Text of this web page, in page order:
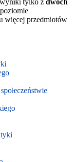
wyniki tylko z dwóch
więcej przedmiotów